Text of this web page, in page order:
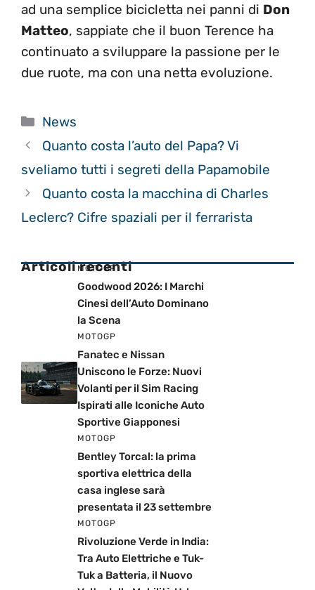
ad una semplice bicicletta nei panni di Don
Matteo, sappiate che il buon Terence ha
continuato a sviluppare la passione per le
due ruote, ma con una netta evoluzione.
Categorie
News
Quanto costa l’auto del Papa? Vi
sveliamo tutti i segreti della Papamobile
Quanto costa la macchina di Charles
Leclerc? Cifre spaziali per il ferrarista
Articoli recenti
MOTOGP
Goodwood 2026: I Marchi
Cinesi dell’Auto Dominano
la Scena
MOTOGP
Fanatec e Nissan
Uniscono le Forze: Nuovi
Volanti per il Sim Racing
Ispirati alle Iconiche Auto
Sportive Giapponesi
MOTOGP
Bentley Torcal: la prima
sportiva elettrica della
casa inglese sarà
presentata il 23 settembre
MOTOGP
Rivoluzione Verde in India:
Tra Auto Elettriche e Tuk-
Tuk a Batteria, il Nuovo